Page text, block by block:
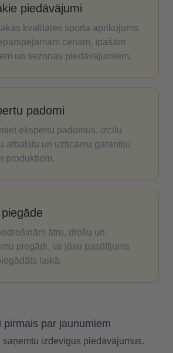
piedāvājumi
kvalitātes sporta aprīkojums
cenām, īpašām
un sezonas piedāvājumiem.
padomi
ekspertu padomus, izcilu
atbalstu un uzticamu garantiju
produktiem.
ātru, drošu un
piegādi, lai jūsu pasūtījums
laikā.
pirmais par jaunumiem
saņemtu izdevīgus piedāvājumus.